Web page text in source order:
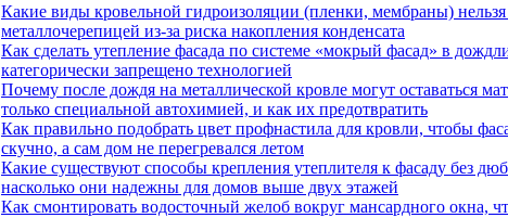
Какие виды кровельной гидроизоляции (пленки, мембраны) нельзя
металлочерепицей из-за риска накопления конденсата
Как сделать утепление фасада по системе «мокрый фасад» в
категорически запрещено технологией
Почему после дождя на металлической кровле могут оставаться
только специальной автохимией, и как их предотвратить
Как правильно подобрать цвет профнастила для кровли, чтобы
скучно, а сам дом не перегревался летом
Какие существуют способы крепления утеплителя к фасаду без
насколько они надежны для домов выше двух этажей
Как смонтировать водосточный желоб вокруг мансардного окна,